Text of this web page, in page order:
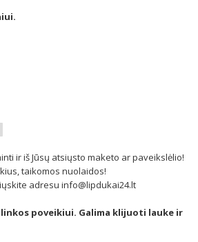
ir iš Jūsų atsiųsto maketo ar paveikslėlio!
taikomos nuolaidos!
adresu info@lipdukai24.lt
poveikiui. Galima klijuoti lauke ir